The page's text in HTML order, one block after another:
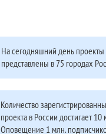
На сегодняшний день
представлены в 75 городах
Количество
проекта в России достигает
Оповещение 1 млн.